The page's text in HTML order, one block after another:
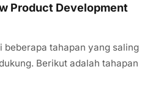
Product Development
beberapa tahapan yang saling
Berikut adalah tahapan